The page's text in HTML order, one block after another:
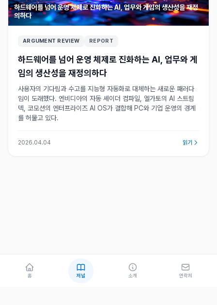
하드웨어를 넘어 운영 체제로 진화하는 AI, 업무와 게임의 생산성을 재정
의하다
ARGUMENT REVIEW REPORT
하드웨어를 넘어 운영 체제로 진화하는 AI, 업무와 게
임의 생산성을 재정의하다
사용자의 기다림과 수고를 지능형 자동화로 대체하는 새로운 패러다
임이 도래했다. 엔비디아의 자동 셰이더 컴파일, 엘가토의 AI 스트림
덱, 코모션의 엔터프라이즈 AI OS가 결합해 PC와 기업 운영의 경계
를 허물고 있다.
2026.04.04 읽기
홈 저널 소개 연락처